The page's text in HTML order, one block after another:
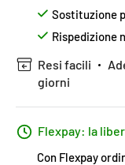
Sostituzione
Rispedizione
Resi facili
giorni
Flexpay: la
Con Flexpay